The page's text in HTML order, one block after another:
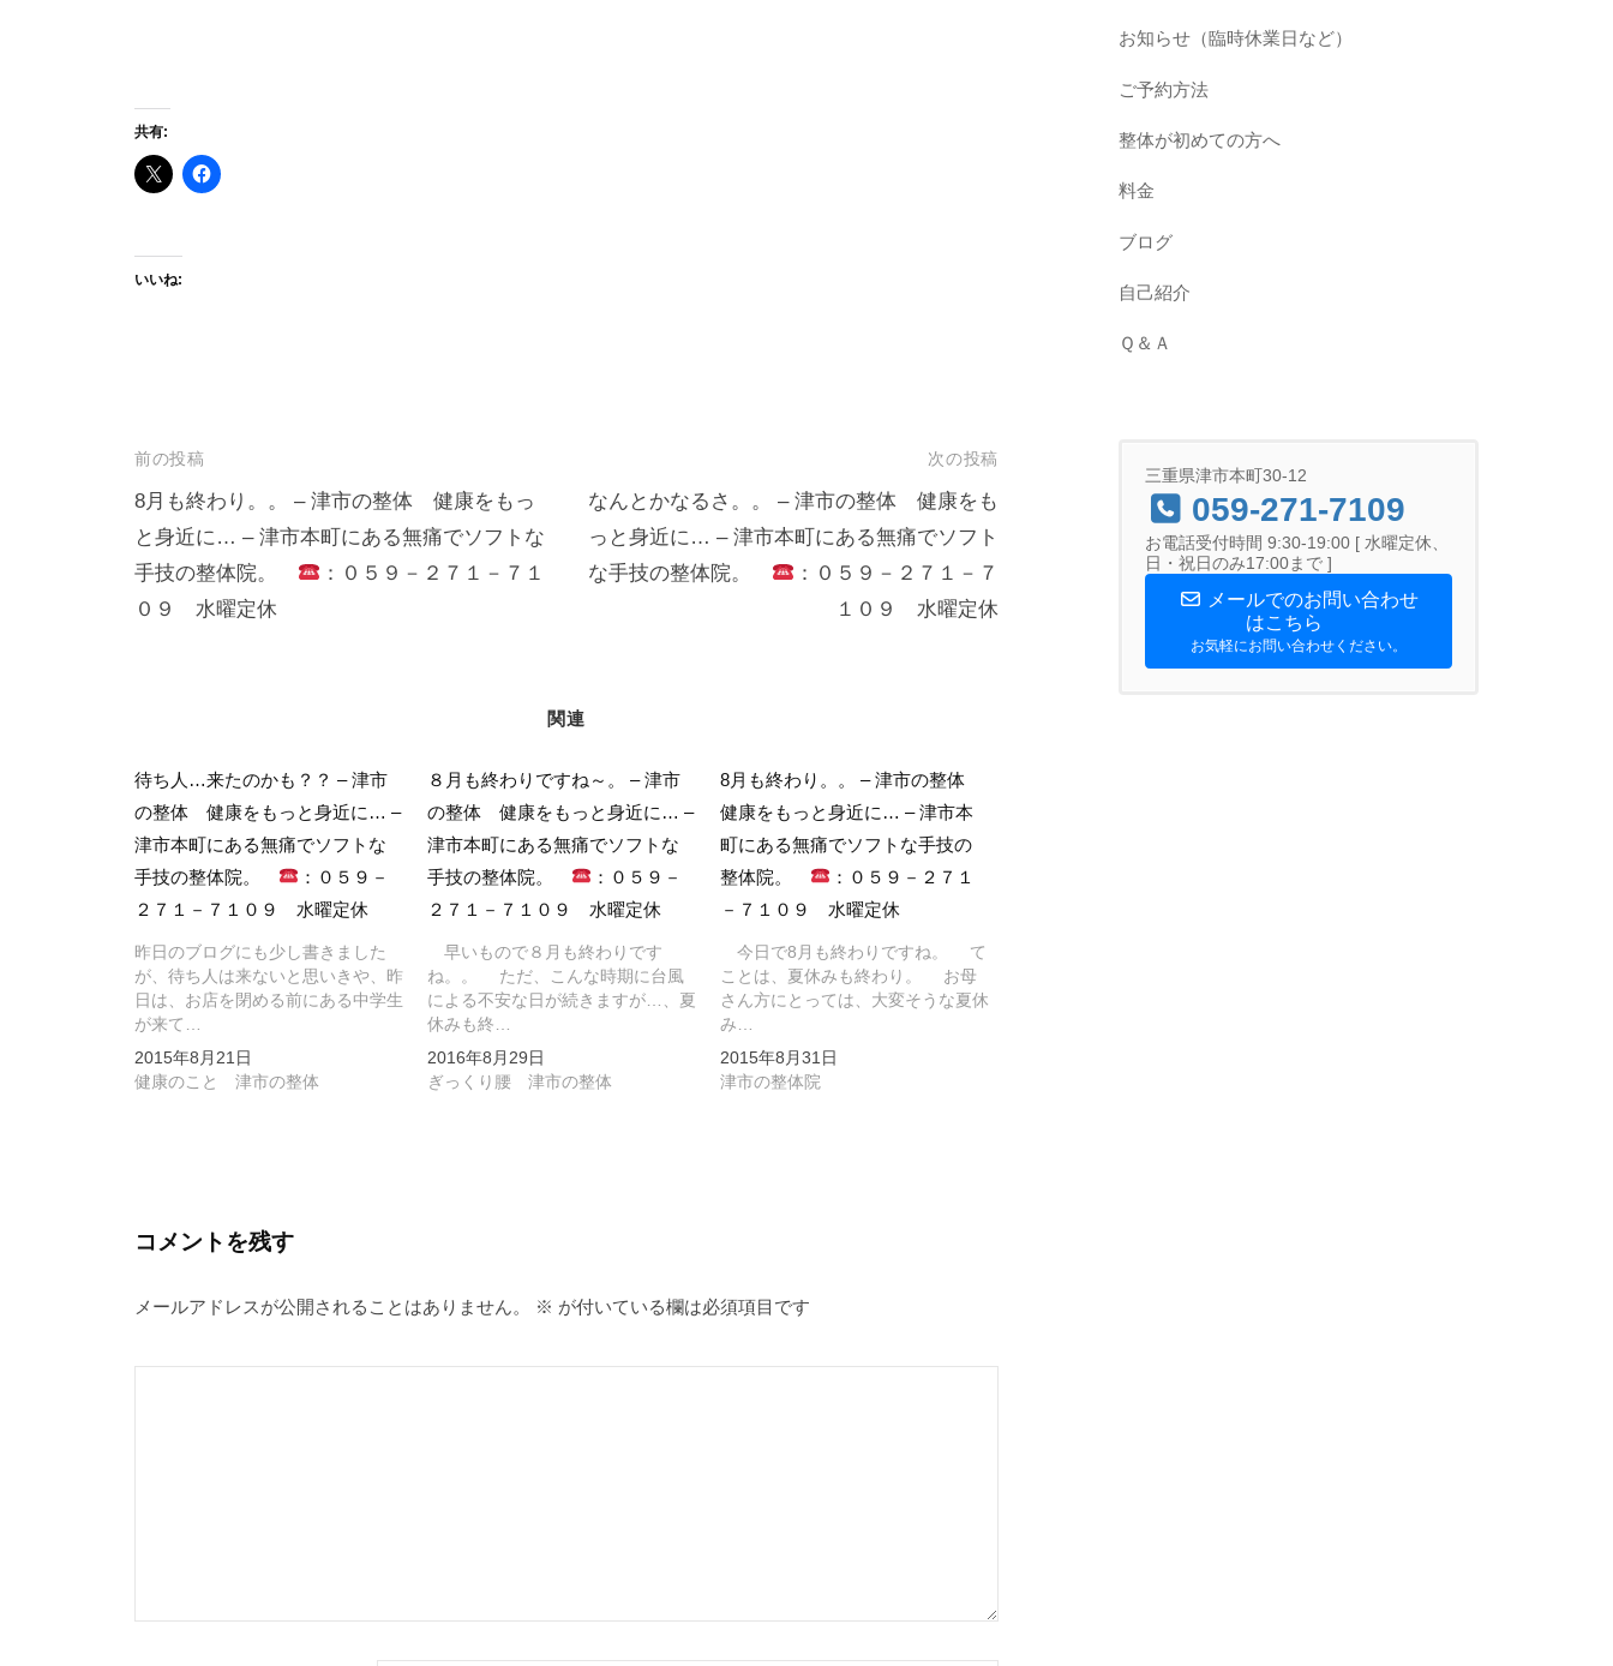
共有:
いいね:
投
稿
ナ
ビ
ゲ
ン
前の投稿
8月も終わり。。 – 津市の整体 健康をもっ
と身近に… – 津市本町にある無痛でソフトな
手技の整体院。
：０５９－２７１－７１
０９ 水曜定休
次の投稿
なんとかなるさ。。 – 津市の整体 健康をも
っと身近に… – 津市本町にある無痛でソフト
な手技の整体院。
：０５９－２７１－７
１０９ 水曜定休
関連
待ち人…来たのかも？？ – 津市
の整体 健康をもっと身近に… –
津市本町にある無痛でソフトな
手技の整体院。
：０５９－
２７１－７１０９ 水曜定休
昨日のブログにも少し書きました
が、待ち人は来ないと思いきや、昨
日は、お店を閉める前にある中学生
が来て…
2015年8月21日
健康のこと 津市の整体
８月も終わりですね～。 – 津市
の整体 健康をもっと身近に… –
津市本町にある無痛でソフトな
手技の整体院。
：０５９－
２７１－７１０９ 水曜定休
早いもので８月も終わりです
ね。。 ただ、こんな時期に台風
による不安な日が続きますが…、夏
休みも終…
2016年8月29日
ぎっくり腰 津市の整体
8月も終わり。。 – 津市の整体
健康をもっと身近に… – 津市本
町にある無痛でソフトな手技の
整体院。
：０５９－２７１
－７１０９ 水曜定休
今日で8月も終わりですね。 て
ことは、夏休みも終わり。 お母
さん方にとっては、大変そうな夏休
み…
2015年8月31日
津市の整体院
コメントを残す
メールアドレスが公開されることはありません。 ※ が付いている欄は必須項目です
お知らせ（臨時休業日など）
ご予約方法
整体が初めての方へ
料金
ブログ
自己紹介
Ｑ＆Ａ
三重県津市本町30-12
059-271-7109
お電話受付時間 9:30-19:00 [ 水曜定休、
日・祝日のみ17:00まで ]
メールでのお問い合わせ
はこちら
お気軽にお問い合わせください。